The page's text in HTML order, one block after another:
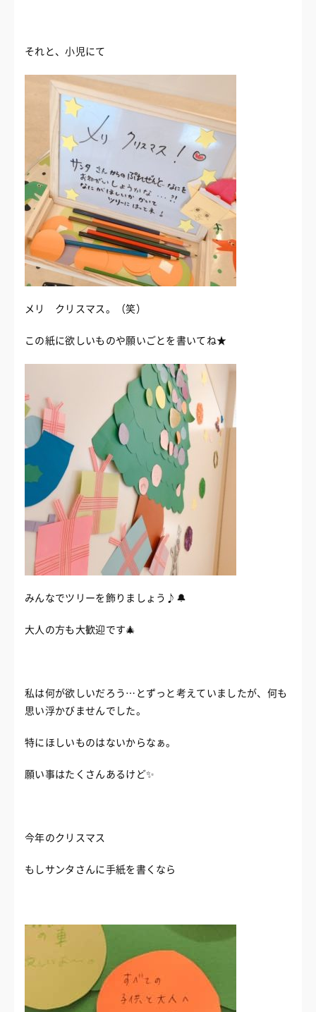
それと、小児にて
メリ クリスマス。（笑）
この紙に欲しいものや願いごとを書いてね★
みんなでツリーを飾りましょう♪🔔
大人の方も大歓迎です🎄
私は何が欲しいだろう…とずっと考えていましたが、何も
思い浮かびませんでした。
特にほしいものはないからなぁ。
願い事はたくさんあるけど✨
今年のクリスマス
もしサンタさんに手紙を書くなら